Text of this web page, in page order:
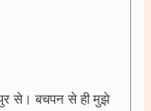
से। बचपन से ही मुझे